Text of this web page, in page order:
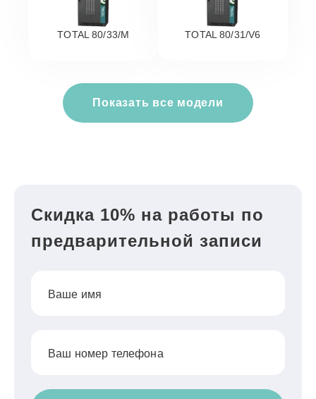
TOTAL 80/33/M TOTAL 80/31/V6
Показать все модели
Скидка 10% на работы по
предварительной записи
Ваше имя
Ваш номер телефона